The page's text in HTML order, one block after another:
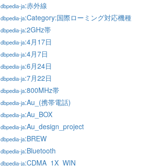
dbpedia-ja:赤外線
dbpedia-ja:Category:国際ローミング対応機種
dbpedia-ja:2GHz帯
dbpedia-ja:4月17日
dbpedia-ja:4月7日
dbpedia-ja:6月24日
dbpedia-ja:7月22日
dbpedia-ja:800MHz帯
dbpedia-ja:Au_(携帯電話)
dbpedia-ja:Au_BOX
dbpedia-ja:Au_design_project
dbpedia-ja:BREW
dbpedia-ja:Bluetooth
dbpedia-ja:CDMA_1X_WIN